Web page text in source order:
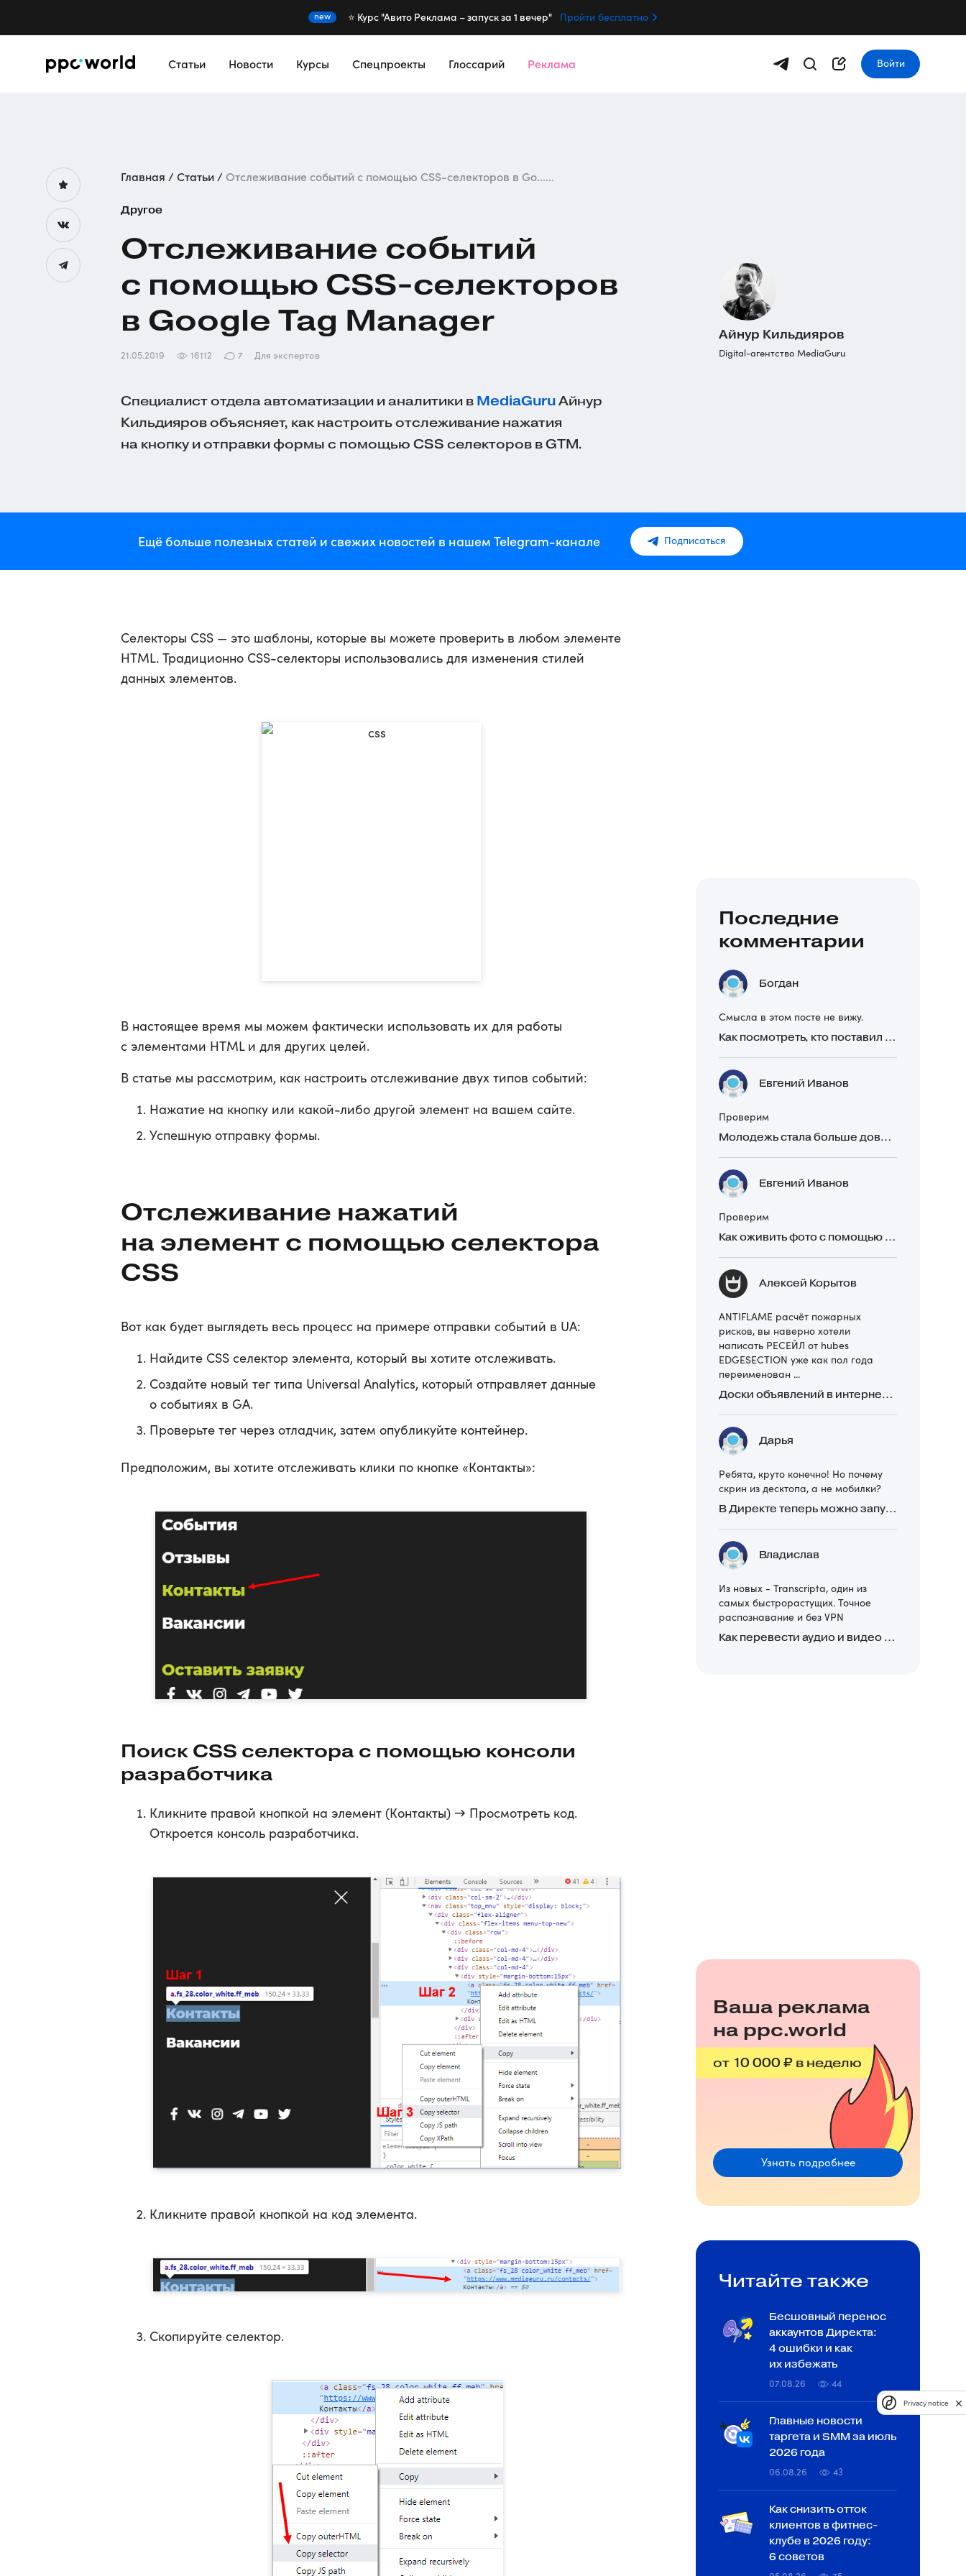
new ⭐️ Курс "Авито Реклама – запуск за 1 вечер" Пройти бесплатно
Статьи Новости Курсы Спецпроекты Глоссарий Реклама Войти
Главная Статьи Отслеживание событий с помощью CSS-селекторов в Go......
Другое
Отслеживание событий
с помощью CSS-селекторов
в Google Tag Manager
21.05.2019 16112 7 Для экспертов
Специалист отдела автоматизации и аналитики в MediaGuruАйнур
Кильдияров объясняет, как настроить отслеживание нажатия
на кнопку и отправки формы с помощью CSS селекторов в GTM.
Айнур Кильдияров
Digital-агентство MediaGuru
Ещё больше полезных статей и свежих новостей в нашем Telegram-канале Подписаться
Селекторы CSS — это шаблоны, которые вы можете проверить в любом элементе
HTML. Традиционно CSS-селекторы использовались для изменения стилей
данных элементов.
В настоящее время мы можем фактически использовать их для работы
с элементами HTML и для других целей.
В статье мы рассмотрим, как настроить отслеживание двух типов событий:
Нажатие на кнопку или какой-либо другой элемент на вашем сайте.
Успешную отправку формы.
Отслеживание нажатий
на элемент с помощью селектора
CSS
Вот как будет выглядеть весь процесс на примере отправки событий в UA:
Найдите CSS селектор элемента, который вы хотите отслеживать.
Создайте новый тег типа Universal Analytics, который отправляет данные
о событиях в GA.
Проверьте тег через отладчик, затем опубликуйте контейнер.
Предположим, вы хотите отслеживать клики по кнопке «Контакты»‎:
Поиск CSS селектора с помощью консоли
разработчика
Кликните правой кнопкой на элемент (Контакты) → Просмотреть код.
Откроется консоль разработчика.
Кликните правой кнопкой на код элемента.
Скопируйте селектор.
Последние
комментарии
Богдан
Смысла в этом посте не вижу.
Как посмотреть, кто поставил реакцию в Telegram
Евгений Иванов
Проверим
Молодежь стала больше доверять рекомендациям в закрытых Telegram-чатах, чем официальной рекламе
Евгений Иванов
Проверим
Как оживить фото с помощью нейросетей в 2026 году: 17 бесплатных онлайн-сервисов, приложений и ботов
Алексей Корытов
ANTIFLAME расчёт пожарных
рисков, вы наверно хотели
написать РЕСЕЙЛ от hubes
EDGESECTION уже как пол года
переименован ...
Доски объявлений в интернете: какие лучше и безопаснее? Сравниваем 5 популярных
Дарья
Ребята, круто конечно! Но почему
скрин из десктопа, а не мобилки?
В Директе теперь можно запускать Премиум-билборд для мобильных устройств
Владислав
Из новых - Transcripta, один из
самых быстрорастущих. Точное
распознавание и без VPN
Как перевести аудио и видео в текст: обзор 24 нейросетей, программ и сервисов для транскрибации
Ваша реклама
на ppc.world
от 10 000 ₽ в неделю
Узнать подробнее
Читайте также
Бесшовный перенос
аккаунтов Директа:
4 ошибки и как
их избежать
07.08.26 44
Главные новости
таргета и SMM за июль
2026 года
06.08.26 43
Как снизить отток
клиентов в фитнес-
клубе в 2026 году:
6 советов
Privacy notice